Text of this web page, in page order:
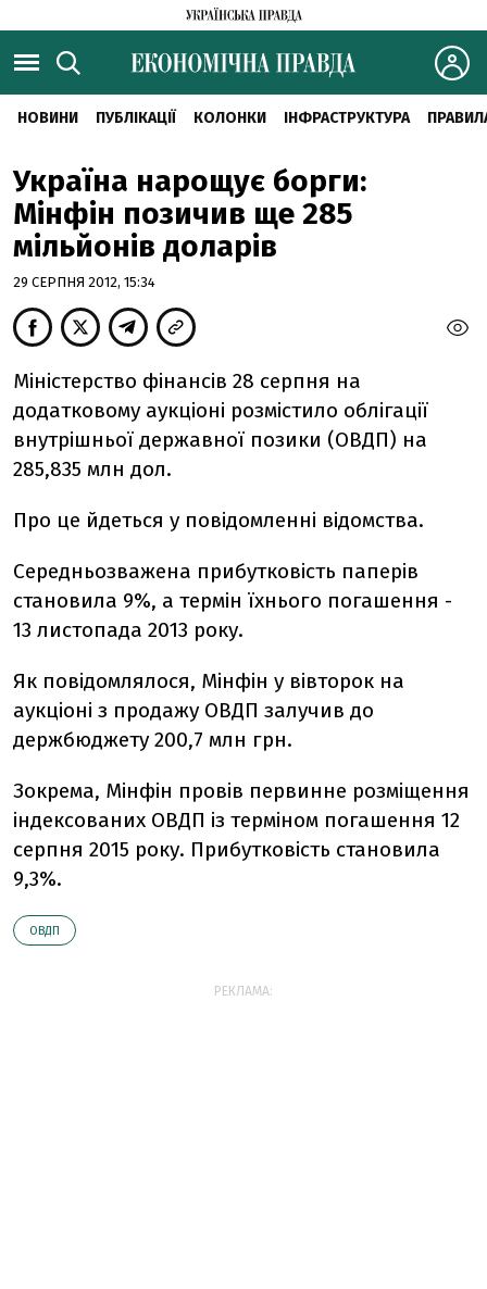
НОВИНИ ПУБЛІКАЦІЇ КОЛОНКИ ІНФРАСТРУКТУРА
Україна нарощує борги:
Мінфін позичив ще 285
мільйонів доларів
29 СЕРПНЯ 2012, 15:34
Міністерство фінансів 28 серпня на
додатковому аукціоні розмістило облігації
внутрішньої державної позики (ОВДП) на
285,835 млн дол.
Про це йдеться у повідомленні відомства.
Середньозважена прибутковість паперів
становила 9%, а термін їхнього погашення -
13 листопада 2013 року.
Як повідомлялося, Мінфін у вівторок на
аукціоні з продажу ОВДП залучив до
держбюджету 200,7 млн грн.
Зокрема, Мінфін провів первинне розміщення
індексованих ОВДП із терміном погашення 12
серпня 2015 року. Прибутковість становила
9,3%.
ОВДП
РЕКЛАМА: